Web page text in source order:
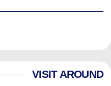
VISIT AROUND